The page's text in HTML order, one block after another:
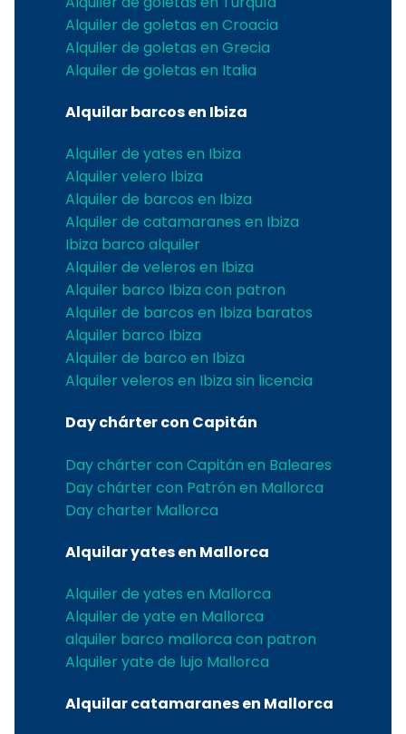
Alquiler de goletas en Croacia
Alquiler de goletas en Grecia
Alquiler de goletas en Italia
Alquilar barcos en Ibiza
Alquiler de yates en Ibiza
Alquiler velero Ibiza
Alquiler de barcos en Ibiza
Alquiler de catamaranes en Ibiza
Ibiza barco alquiler
Alquiler de veleros en Ibiza
Alquiler barco Ibiza con patron
Alquiler de barcos en Ibiza baratos
Alquiler barco Ibiza
Alquiler de barco en Ibiza
Alquiler veleros en Ibiza sin licencia
Day chárter con Capitán
Day chárter con Capitán en Baleares
Day chárter con Patrón en Mallorca
Day charter Mallorca
Alquilar yates en Mallorca
Alquiler de yates en Mallorca
Alquiler de yate en Mallorca
alquiler barco mallorca con patron
Alquiler yate de lujo Mallorca
Alquilar catamaranes en Mallorca